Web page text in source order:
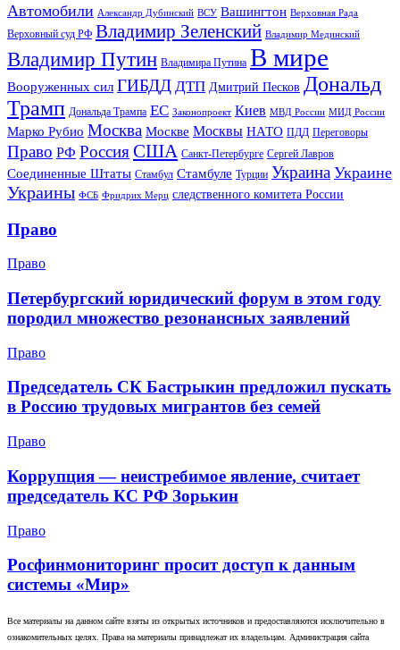
Автомобили Александр Дубинский ВСУ Вашингтон Верховная Рада
Верховный суд РФ Владимир Зеленский Владимир Мединский
Владимир Путин Владимира Путина В мире
Вооруженных сил ГИБДД ДТП Дмитрий Песков Дональд
Трамп Дональда Трампа ЕС Законопроект Киев МВД России МИД России
Марко Рубио Москва Москве Москвы НАТО ПДД Переговоры
Право РФ РоссияСША Санкт-Петербурге Сергей Лавров
Соединенные Штаты Стамбул Стамбуле Турции Украина Украине
Украины ФСБ Фридрих Мерц следственного комитета России
Право
Право
Петербургский юридический форум в этом году
породил множество резонансных заявлений
Право
Председатель СК Бастрыкин предложил пускать
в Россию трудовых мигрантов без семей
Право
Коррупция — неистребимое явление, считает
председатель КС РФ Зорькин
Право
Росфинмониторинг просит доступ к данным
системы «Мир»
Все материалы на данном сайте взяты из открытых источников и предоставляются исключительно в
ознакомительных целях. Права на материалы принадлежат их владельцам. Администрация сайта